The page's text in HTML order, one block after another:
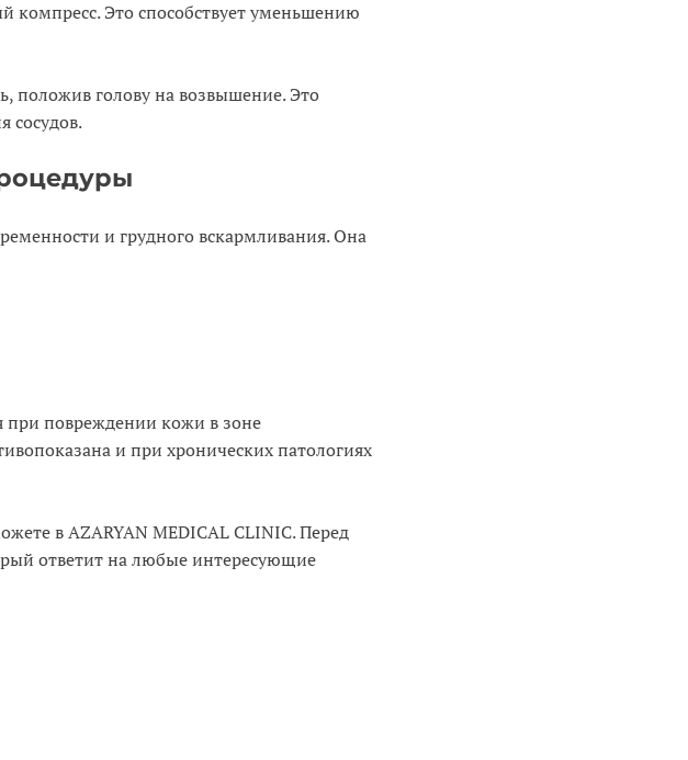
компресс. Это способствует уменьшению
положив голову на возвышение. Это
сосудов.
и грудного вскармливания. Она
при повреждении кожи в зоне
и при хронических патологиях
в AZARYAN MEDICAL CLINIC. Перед
ответит на любые интересующие